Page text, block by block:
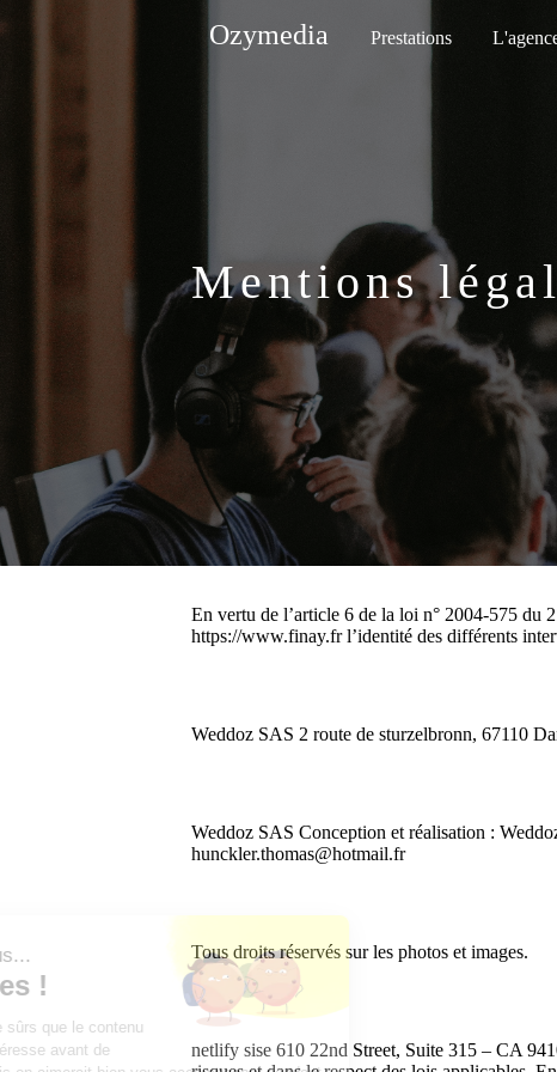
Mentions
Ozymedia Prestations
En vertu de l’article 6 de la loi n° 2004-575 du
https://www.finay.fr l’identité des différents
Weddoz SAS 2 route de sturzelbronn, 67110
Weddoz SAS Conception et réalisation :
hunckler.thomas@hotmail.fr
Tous droits réservés sur les photos et images.
netlify sise 610 22nd Street, Suite 315 – CA
Salut c'est nous...
les Cookies !
On a attendu d'être sûrs que le contenu
de ce site vous intéresse avant de